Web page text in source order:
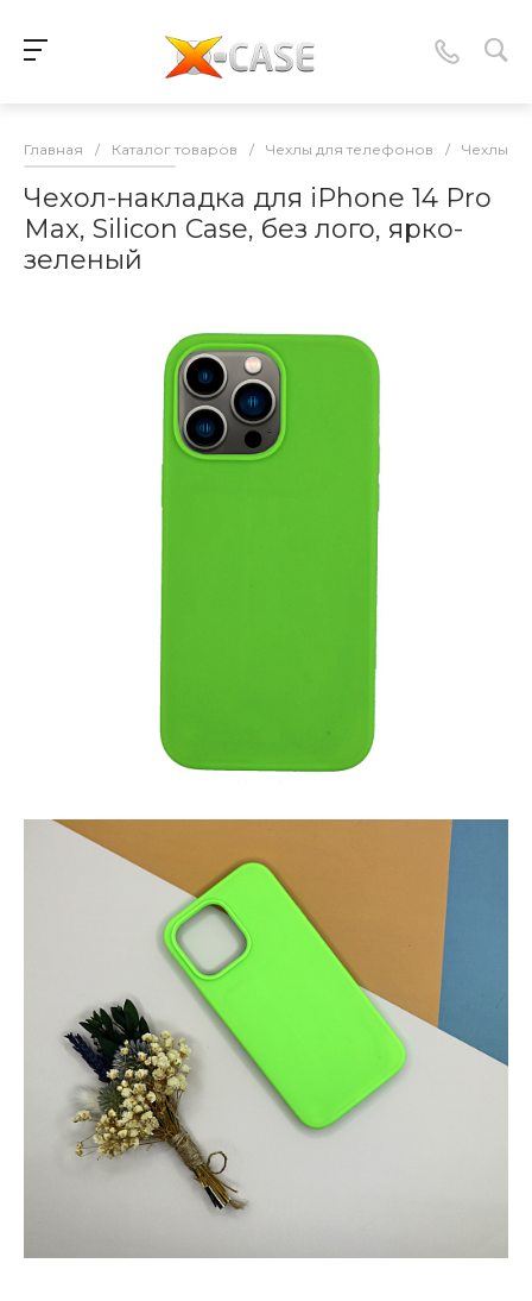
Главная / Каталог товаров / Чехлы для телефонов / Чехлы-
Чехол-накладка для iPhone 14 Pro
Max, Silicon Case, без лого, ярко-
зеленый